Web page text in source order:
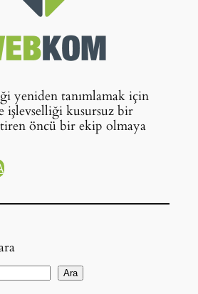
yeniden tanımlamak için
işlevselliği kusursuz bir
öncü bir ekip olmaya
Ara